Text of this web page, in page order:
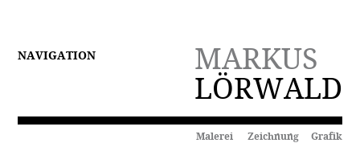
MARKUS
LÖRWALD
NAVIGATION
Malerei Zeichnung Grafik